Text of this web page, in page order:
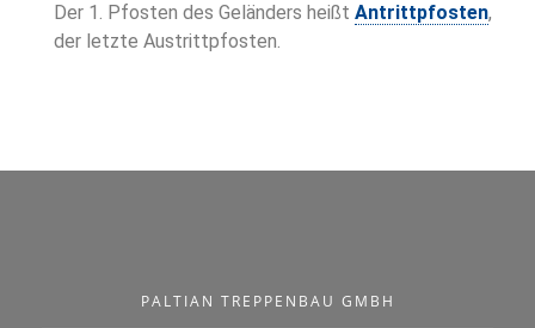
Der 1. Pfosten des Geländers heißt Antrittpfosten,
der letzte Austrittpfosten.
PALTIAN TREPPENBAU GMBH